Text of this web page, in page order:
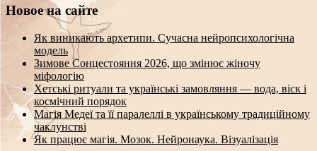
Новое на сайте
Як виникають архетипи. Сучасна нейропсихологічна
модель
Зимове Сонцестояння 2026, що змінює жіночу
міфологію
Хетські ритуали та українські замовляння — вода, віск і
космічний порядок
Магія Медеї та її паралеллі в українському традиційному
чаклунстві
Як працює магія. Мозок. Нейронаука. Візуалізація